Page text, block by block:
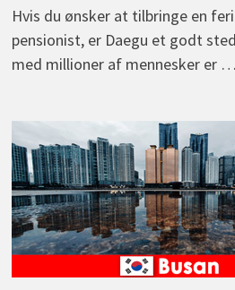
Hvis du ønsker at tilbringe en
pensionist, er Daegu et godt
med millioner af mennesker er …